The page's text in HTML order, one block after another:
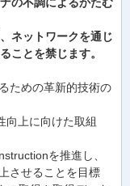
ネットワークを通じ
ことを禁じます。
ための革新的技術の
向上に向けた取組
を推進し、
させることを目標